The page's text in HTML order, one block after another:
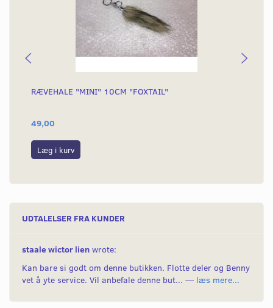
RÆVEHALE "MINI" 10CM "FOXTAIL"
49,00
Læg i kurv
UDTALELSER FRA KUNDER
staale wictor lien wrote:
Kan bare si godt om denne butikken. Flotte deler og Benny
vet å yte service. Vil anbefale denne but... — læs mere...